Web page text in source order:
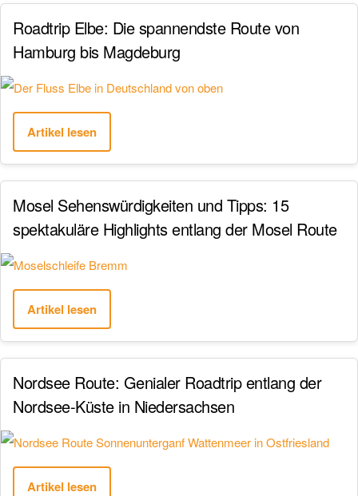
Roadtrip Elbe: Die spannendste Route von
Hamburg bis Magdeburg
Artikel lesen
Mosel Sehenswürdigkeiten und Tipps: 15
spektakuläre Highlights entlang der Mosel Route
Artikel lesen
Nordsee Route: Genialer Roadtrip entlang der
Nordsee-Küste in Niedersachsen
Artikel lesen